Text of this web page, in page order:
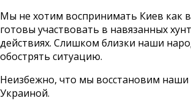
Мы не хотим воспринимать Киев как
готовы участвовать в навязанных
действиях. Слишком близки наши
обострять ситуацию.
Неизбежно, что мы восстановим
Украиной.